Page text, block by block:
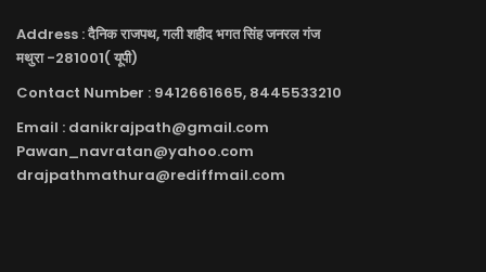
Address : दैनिक राजपथ, गली शहीद भगत सिंह जनरल गंज
मथुरा -281001( यूपी)
Contact Number : 9412661665, 8445533210
Email : danikrajpath@gmail.com
Pawan_navratan@yahoo.com
drajpathmathura@rediffmail.com